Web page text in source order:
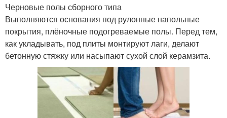
Черновые полы сборного типа
Выполняются основания под рулонные напольные
покрытия, плёночные подогреваемые полы. Перед тем,
как укладывать, под плиты монтируют лаги, делают
бетонную стяжку или насыпают сухой слой керамзита.